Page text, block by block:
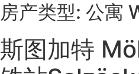
房产类型: 公寓
斯图加特